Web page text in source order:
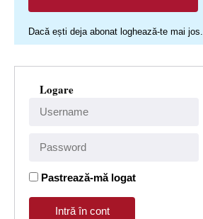
Dacă ești deja abonat loghează-te mai jos.
Logare
Pastrează-mă logat